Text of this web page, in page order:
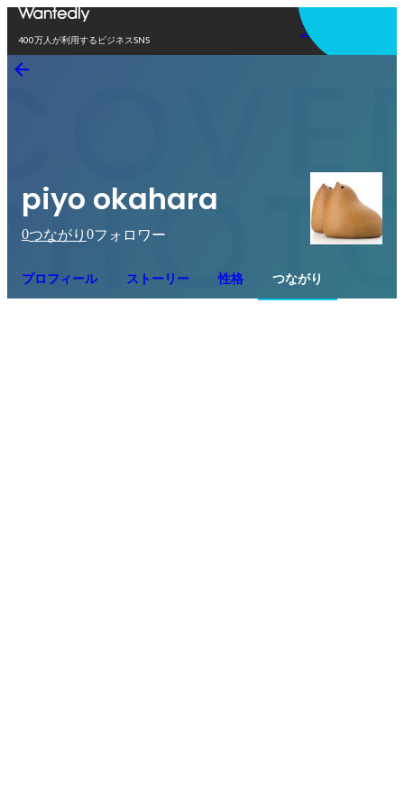
400万人が利用するビジネスSNS
アプリを使う
piyo okahara
0つながり 0フォロワー
プロフィール ストーリー 性格 つながり